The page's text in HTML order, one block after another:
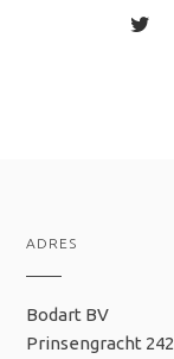
ADRES
Bodart BV
Prinsengracht 242